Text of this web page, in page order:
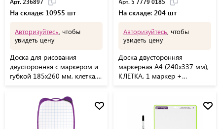
На складе: 10955 шт
Авторизуйтесь , чтобы
увидеть цену
Доска для рисования
двусторонняя с маркером и
губкой 185х260 мм, клетка,
На складе: 204 шт
Авторизуйтесь , чтобы
увидеть цену
Доска двусторонняя
маркерная А4 (240х337 мм),
КЛЕТКА, 1 маркер +